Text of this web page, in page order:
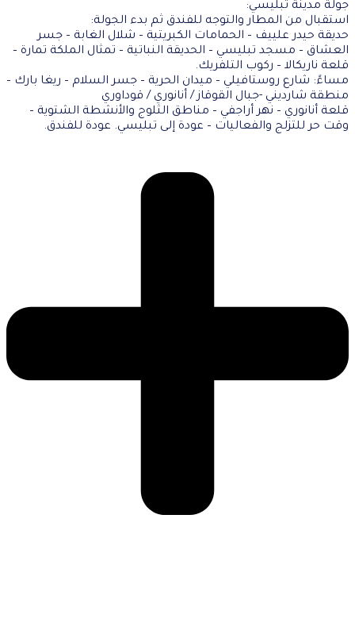
جولة مدينة تبليسي:
استقبال من المطار والتوجه للفندق ثم بدء الجولة:
حديقة حيدر علييف – الحمامات الكبريتية – شلال الغابة – جسر
العشاق – مسجد تبليسي – الحديقة النباتية – تمثال الملكة تمارة –
قلعة ناريكالا – ركوب التلفريك.
مساءً: شارع روستافيلي – ميدان الحرية – جسر السلام – ريغا بارك –
منطقة شارديني -جبال القوقاز / أنانوري / قوداوري
قلعة أنانوري – نهر أراجفي – مناطق الثلوج والأنشطة الشتوية –
وقت حر للتزلج والفعاليات – عودة إلى تبليسي. عودة للفندق.